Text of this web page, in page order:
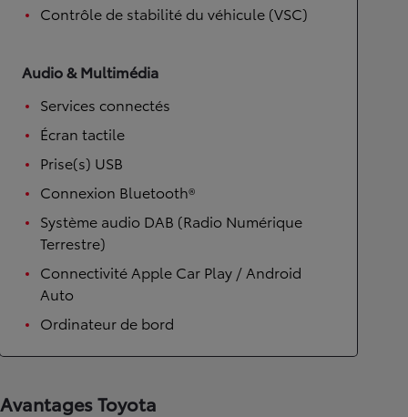
Contrôle de stabilité du véhicule (VSC)
Audio & Multimédia
Services connectés
Écran tactile
Prise(s) USB
Connexion Bluetooth®
Système audio DAB (Radio Numérique
Terrestre)
Connectivité Apple Car Play / Android
Auto
Ordinateur de bord
Avantages Toyota